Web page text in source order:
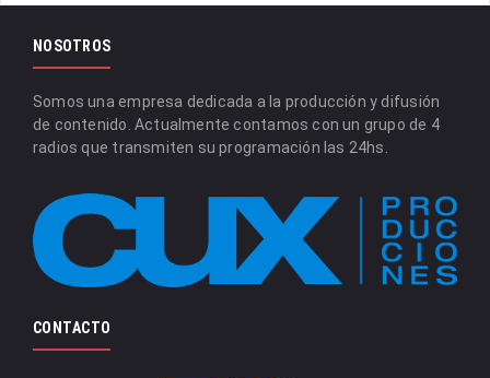
NOSOTROS
Somos una empresa dedicada a la producción y difusión
de contenido. Actualmente contamos con un grupo de 4
radios que transmiten su programación las 24hs.
CONTACTO